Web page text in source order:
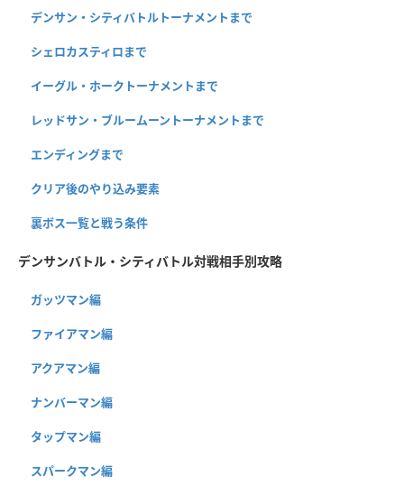
デンサン・シティバトルトーナメントまで
シェロカスティロまで
イーグル・ホークトーナメントまで
レッドサン・ブルームーントーナメントまで
エンディングまで
クリア後のやり込み要素
裏ボス一覧と戦う条件
デンサンバトル・シティバトル対戦相手別攻略
ガッツマン編
ファイアマン編
アクアマン編
ナンバーマン編
タップマン編
スパークマン編